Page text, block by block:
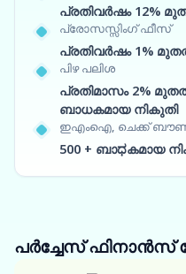
പ്രതിവർഷം 12%
പ്രോസസ്സിംഗ് ഫീസ്
പ്രതിവർഷം 1%
പിഴ പലിശ
പ്രതിമാസം 2%
ബാധകമായ നികുതി
ഇഎംഐ, ചെക്ക്
500 + ബാಧകമായ
പർച്ചേസ് ഫിനാൻസ്